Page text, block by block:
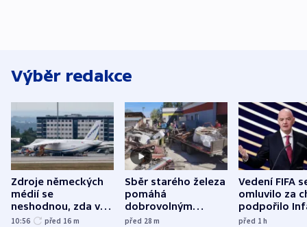
Výběr redakce
Zdroje německých
médií se
neshodnou, zda v
letadle ohroženém
10:56 před 16 m
Sběr starého železa
pomáhá
dobrovolným
hasičům financovat
před 28m
Vedení FIFA
omluvilo za
podpořilo
UEFA trvá na
před 1h